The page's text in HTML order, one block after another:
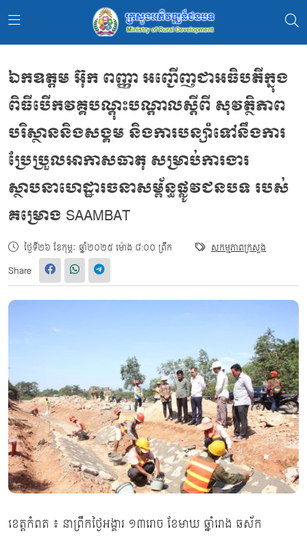
ឯកឧត្តម អ៊ុក ពញ្ញា អញ្ជើញជាអធិបតីក្នុង
ពិធីបើកវគ្គបណ្តុះបណ្តាលស្តីពី សុវត្ថិភាព
បរិស្ថាននិងសង្គម និងការបន្សាំទៅនឹងការ
ប្រែប្រួលអាកាសធាតុ សម្រាប់ការងារ
ស្ថាបនាហេដ្ឋារចនាសម្ព័ន្ធផ្លូវជនបទ របស់
គម្រោង SAAMBAT
ថ្ងៃទី២៦ ខែកុម្ភៈ ឆ្នាំ២០២៥ ម៉ោង ៨:០០ ព្រឹក សកម្មភាពក្រសួង
Share
ខេត្តកំពត ៖ នាព្រឹកថ្ងៃអង្គារ ១៣រោច ខែមាឃ ឆ្នាំរោង ឆស័ក